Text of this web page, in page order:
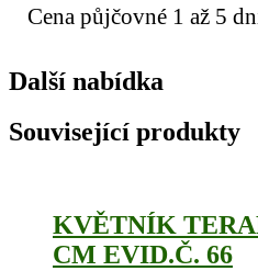
Cena půjčovné 1 až 5
Další nabídka
Související produkty
KVĚTNÍK
CM EVID.Č. 66